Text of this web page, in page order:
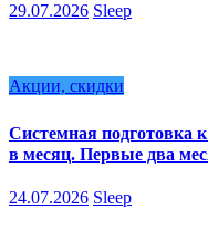
29.07.2026 Sleep
Акции, скидки
Системная подготовка
в месяц. Первые два
24.07.2026 Sleep